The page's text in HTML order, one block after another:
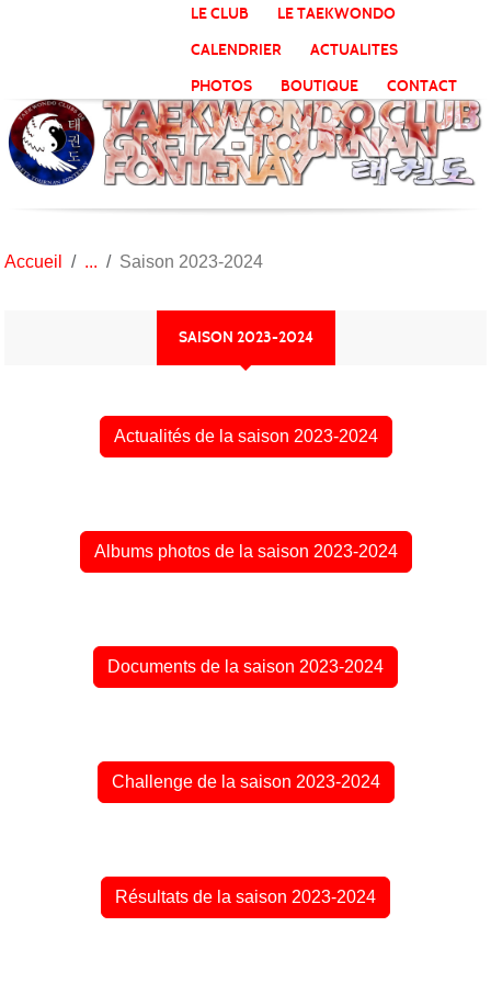
LE CLUB
LE TAEKWONDO
CALENDRIER
ACTUALITES
PHOTOS
BOUTIQUE CONTACT
Accueil Saison 2023-2024
SAISON 2023-2024
Actualités de la saison 2023-2024
Albums photos de la saison 2023-2024
Documents de la saison 2023-2024
Challenge de la saison 2023-2024
Résultats de la saison 2023-2024
Panneau de gestion des cookies